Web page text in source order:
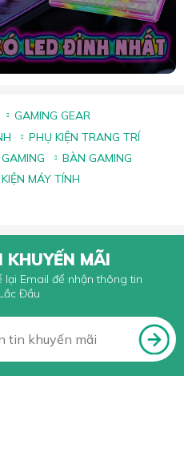
GAMING GEAR
PHỤ KIỆN TRANG TRÍ
BÀN GAMING
MÁY TÍNH
KHUYẾN MÃI
lại Email để nhận thông tin
Đầu